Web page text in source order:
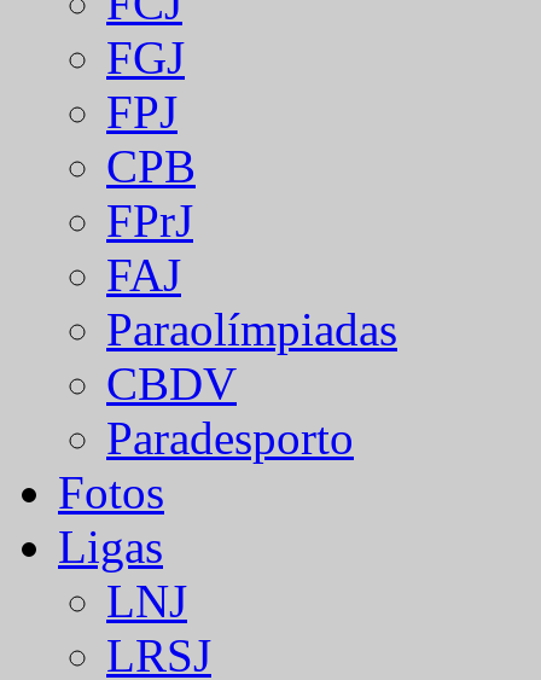
FGJ
FPJ
CPB
FPrJ
FAJ
Paraolímpiadas
CBDV
Paradesporto
Fotos
Ligas
LNJ
LRSJ